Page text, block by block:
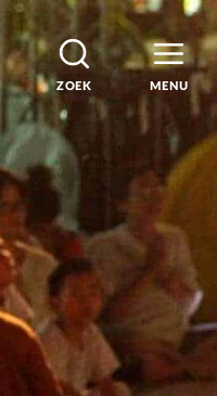
MENU
ZOEK